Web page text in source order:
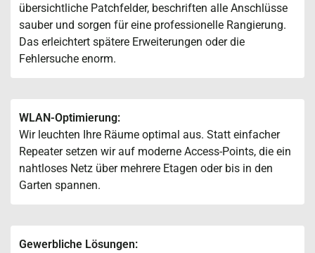
übersichtliche Patchfelder, beschriften alle Anschlüsse
sauber und sorgen für eine professionelle Rangierung.
Das erleichtert spätere Erweiterungen oder die
Fehlersuche enorm.
WLAN-Optimierung:
Wir leuchten Ihre Räume optimal aus. Statt einfacher
Repeater setzen wir auf moderne Access-Points, die ein
nahtloses Netz über mehrere Etagen oder bis in den
Garten spannen.
Gewerbliche Lösungen: